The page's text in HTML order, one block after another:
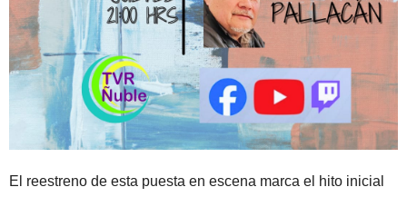
El reestreno de esta puesta en escena marca el hito inicial